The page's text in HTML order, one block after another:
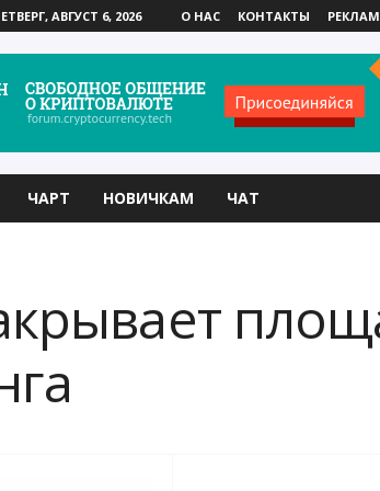
АВГУСТ 6, 2026 О НАС КОНТАКТЫ
ЧАРТ НОВИЧКАМ ЧАТ